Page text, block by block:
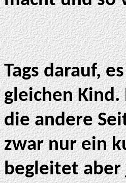
Tags darauf,
gleichen Kind.
die andere
zwar nur ein
begleitet aber